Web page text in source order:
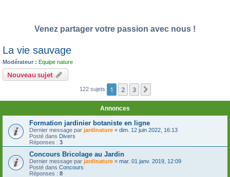
Venez partager votre passion avec nous !
La vie sauvage
Modérateur : Equipe nature
Nouveau sujet
122 sujets 1 2 3
Annonces
Formation jardinier botaniste en ligne
Dernier message par jardinature « dim. 12 juin 2022, 16:13
Posté dans Divers
Réponses : 3
Concours Bricolage au Jardin
Dernier message par jardinature « mar. 01 janv. 2019, 12:09
Posté dans Concours
Réponses : 8